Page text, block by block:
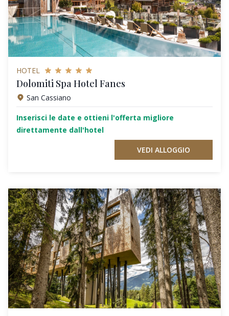
HOTEL
Dolomiti Spa Hotel Fanes
San Cassiano
Inserisci le date e ottieni l'offerta migliore
direttamente dall'hotel
VEDI ALLOGGIO